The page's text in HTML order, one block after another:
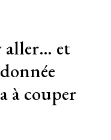
aller… et
à couper